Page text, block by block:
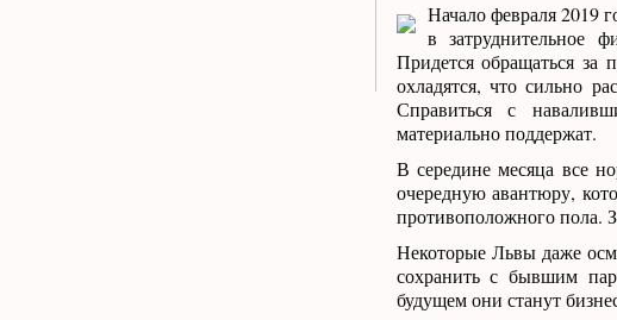
Начало февраля 2019
в затруднительное
Придется обращаться
охладятся, что сильно
Справиться с
материально поддержат.
В середине месяца все
очередную авантюру,
противоположного пола.
Некоторые Львы даже
сохранить с бывшим
будущем они станут